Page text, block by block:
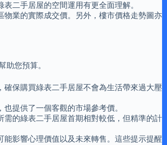
二手居屋的空間運用有更全面理解。
業的實際成交價。另外，樓市價格走勢圖亦
助您預算。
保購買綠表二手居屋不會為生活帶來過大壓
提供了一個客觀的市場參考價。
的綠表二手居屋首期相對較低，但精準的計
影響心理價值以及未來轉售。這些提示提醒